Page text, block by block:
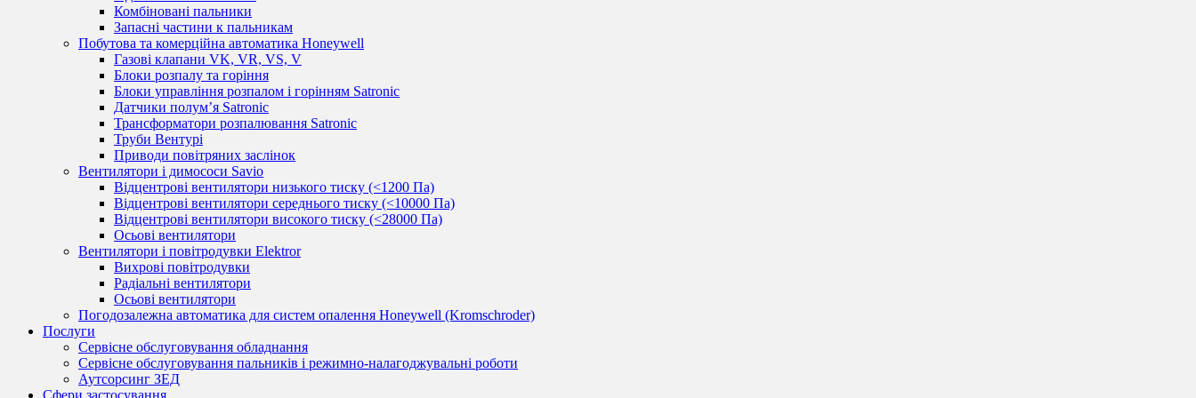
Комбіновані пальники
Запасні частини к пальникам
Побутова та комерційна автоматика Honeywell
Газові клапани VK, VR, VS, V
Блоки розпалу та горіння
Блоки управління розпалом і горінням Satronic
Датчики полум’я Satronic
Трансформатори розпалювання Satronic
Труби Вентурі
Приводи повітряних заслінок
Вентилятори і димососи Savio
Відцентрові вентилятори низького тиску (<1200 Па)
Відцентрові вентилятори середнього тиску (<10000 Па)
Відцентрові вентилятори високого тиску (<28000 Па)
Осьові вентилятори
Вентилятори і повітродувки Elektror
Вихрові повітродувки
Радіальні вентилятори
Осьові вентилятори
Погодозалежна автоматика для систем опалення Honeywell (Kromschroder)
Послуги
Сервісне обслуговування обладнання
Сервісне обслуговування пальників і режимно-налагоджувальні роботи
Аутсорсинг ЗЕД
Сфери застосування